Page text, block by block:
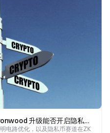
Zcash (ZEC) 突破 500 美元：Ironwood 升级能否开启隐私币新周期？
电路优化，以及隐私币赛道在ZK